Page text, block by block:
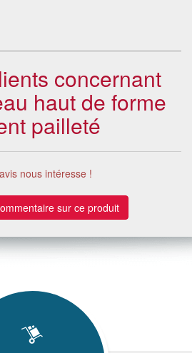
concernant
haut de forme
pailleté
nous intéresse !
sur ce produit